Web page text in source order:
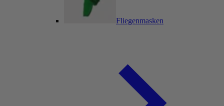
Fliegenmasken